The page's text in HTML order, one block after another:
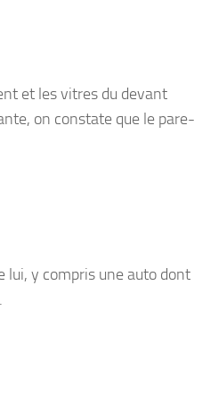
et les vitres du devant
on constate que le pare-
lui, y compris une auto dont